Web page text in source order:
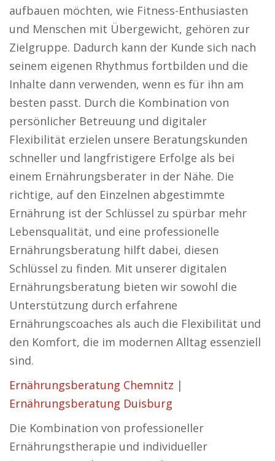
aufbauen möchten, wie Fitness-Enthusiasten
und Menschen mit Übergewicht, gehören zur
Zielgruppe. Dadurch kann der Kunde sich nach
seinem eigenen Rhythmus fortbilden und die
Inhalte dann verwenden, wenn es für ihn am
besten passt. Durch die Kombination von
persönlicher Betreuung und digitaler
Flexibilität erzielen unsere Beratungskunden
schneller und langfristigere Erfolge als bei
einem Ernährungsberater in der Nähe. Die
richtige, auf den Einzelnen abgestimmte
Ernährung ist der Schlüssel zu spürbar mehr
Lebensqualität, und eine professionelle
Ernährungsberatung hilft dabei, diesen
Schlüssel zu finden. Mit unserer digitalen
Ernährungsberatung bieten wir sowohl die
Unterstützung durch erfahrene
Ernährungscoaches als auch die Flexibilität und
den Komfort, die im modernen Alltag essenziell
sind.
Ernährungsberatung Chemnitz |
Ernährungsberatung Duisburg
Die Kombination von professioneller
Ernährungstherapie und individueller